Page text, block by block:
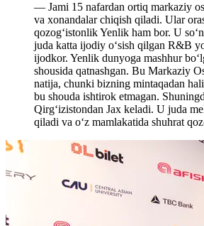
— Jami 15 nafardan ortiq markaziy
va xonandalar chiqish qiladi. Ular
qozog‘istonlik Yenlik ham bor. U
juda katta ijodiy o‘sish qilgan R&B
ijodkor. Yenlik dunyoga mashhur
shousida qatnashgan. Bu Markaziy
natija, chunki bizning mintaqadan
bu shouda ishtirok etmagan.
Qirg‘izistondan Jax keladi. U juda
qiladi va o‘z mamlakatida shuhrat